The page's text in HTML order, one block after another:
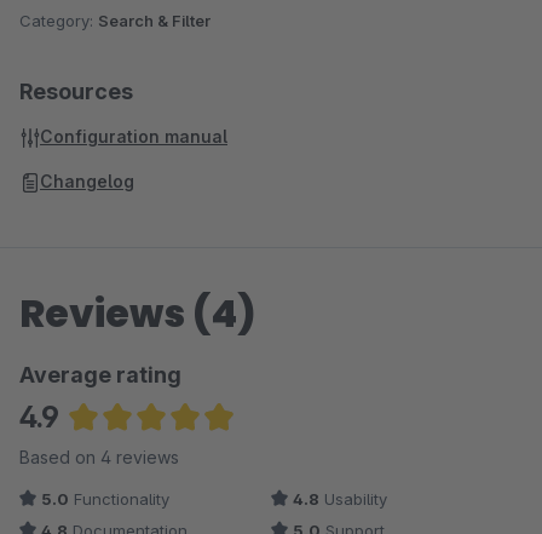
Category: Search & Filter
Resources
Configuration manual
Changelog
Reviews (4)
Average rating
4.9
Average rating of 4.88 out of 5 stars
Based on 4 reviews
5.0 Functionality 4.8 Usability